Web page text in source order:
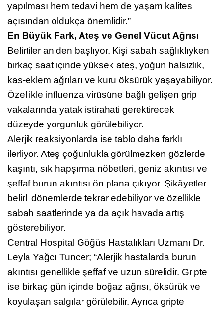
yapılması hem tedavi hem de yaşam kalitesi
açısından oldukça önemlidir.”
En Büyük Fark, Ateş ve Genel Vücut Ağrısı
Belirtiler aniden başlıyor. Kişi sabah sağlıklıyken
birkaç saat içinde yüksek ateş, yoğun halsizlik,
kas-eklem ağrıları ve kuru öksürük yaşayabiliyor.
Özellikle influenza virüsüne bağlı gelişen grip
vakalarında yatak istirahati gerektirecek
düzeyde yorgunluk görülebiliyor.
Alerjik reaksiyonlarda ise tablo daha farklı
ilerliyor. Ateş çoğunlukla görülmezken gözlerde
kaşıntı, sık hapşırma nöbetleri, geniz akıntısı ve
şeffaf burun akıntısı ön plana çıkıyor. Şikâyetler
belirli dönemlerde tekrar edebiliyor ve özellikle
sabah saatlerinde ya da açık havada artış
gösterebiliyor.
Central Hospital Göğüs Hastalıkları Uzmanı Dr.
Leyla Yağcı Tuncer; “Alerjik hastalarda burun
akıntısı genellikle şeffaf ve uzun sürelidir. Gripte
ise birkaç gün içinde boğaz ağrısı, öksürük ve
koyulaşan salgılar görülebilir. Ayrıca gripte